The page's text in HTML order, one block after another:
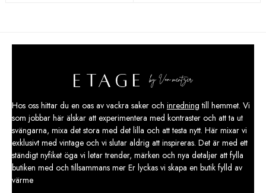
Hos oss hittar du en oas av vackra saker och inredning till hemmet. Vi
som jobbar här älskar att experimentera med kontraster och att ta ut
svängarna, mixa det stora med det lilla och att testa nytt. Här mixar vi
exklusivt med vintage och vi slutar aldrig att inspireras. Det är med ett
ständigt nyfiket öga vi letar trender, märken och nya detaljer att fylla
butiken med och tillsammans mer Er lyckas vi skapa en butik fylld av
värme